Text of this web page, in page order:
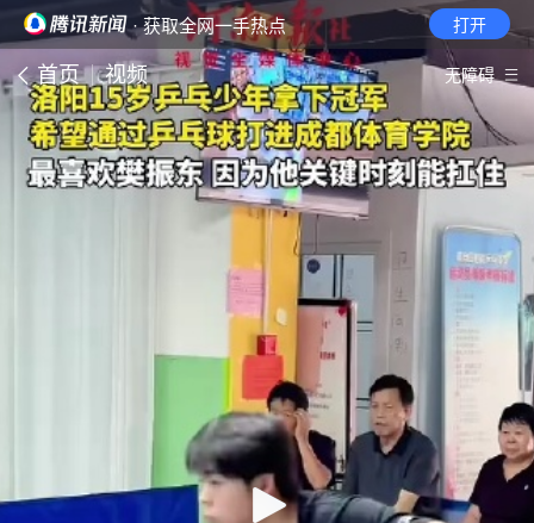
· 获取全网一手热点 打开
首页 视频 无障碍